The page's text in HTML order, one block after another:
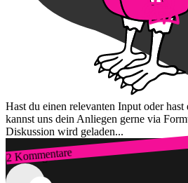
Hast du einen relevanten Input oder
kannst uns dein Anliegen gerne via
Diskussion wird geladen...
2 Kommentare
Zum Login